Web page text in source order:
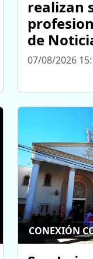
realizan
de
07/08/2026
CONEXIÓN